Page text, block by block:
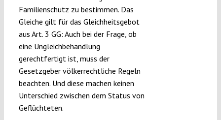
Familienschutz zu bestimmen. Das
Gleiche gilt für das Gleichheitsgebot
aus Art. 3 GG: Auch bei der Frage, ob
eine Ungleichbehandlung
gerechtfertigt ist, muss der
Gesetzgeber völkerrechtliche Regeln
beachten. Und diese machen keinen
Unterschied zwischen dem Status von
Geflüchteten.